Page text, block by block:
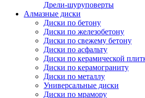
Дрели-шуруповерты
Алмазные диски
Диски по бетону
Диски по железобетону
Диски по свежему бетону
Диски по асфальту
Диски по керамической
Диски по керамограниту
Диски по металлу
Универсальные диски
Диски по мрамору